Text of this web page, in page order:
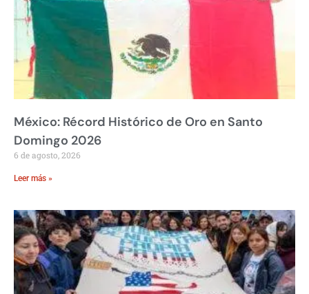
México: Récord Histórico de Oro en Santo
Domingo 2026
6 de agosto, 2026
Leer más »